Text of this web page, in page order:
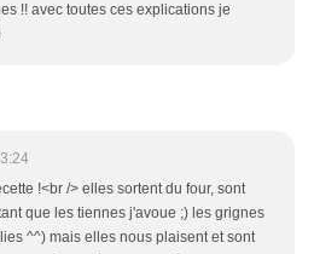
!! avec toutes ces explications je
!<br /> elles sortent du four, sont
que les tiennes j'avoue ;) les grignes
^^) mais elles nous plaisent et sont